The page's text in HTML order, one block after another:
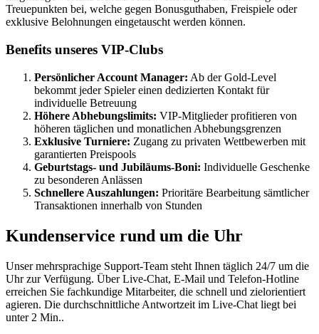
Treuepunkten bei, welche gegen Bonusguthaben, Freispiele oder
exklusive Belohnungen eingetauscht werden können.
Benefits unseres VIP-Clubs
Persönlicher Account Manager: Ab der Gold-Level
bekommt jeder Spieler einen dedizierten Kontakt für
individuelle Betreuung
Höhere Abhebungslimits: VIP-Mitglieder profitieren von
höheren täglichen und monatlichen Abhebungsgrenzen
Exklusive Turniere: Zugang zu privaten Wettbewerben mit
garantierten Preispools
Geburtstags- und Jubiläums-Boni: Individuelle Geschenke
zu besonderen Anlässen
Schnellere Auszahlungen: Prioritäre Bearbeitung sämtlicher
Transaktionen innerhalb von Stunden
Kundenservice rund um die Uhr
Unser mehrsprachige Support-Team steht Ihnen täglich 24/7 um die
Uhr zur Verfügung. Über Live-Chat, E-Mail und Telefon-Hotline
erreichen Sie fachkundige Mitarbeiter, die schnell und zielorientiert
agieren. Die durchschnittliche Antwortzeit im Live-Chat liegt bei
unter 2 Min..